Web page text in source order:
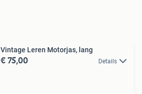
Vintage Leren Motorjas, lang
€ 75,00 Details